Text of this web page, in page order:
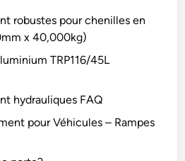
robustes pour chenilles en
x 40,000kg)
TRP116/45L
hydrauliques FAQ
pour Véhicules – Rampes